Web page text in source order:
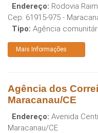
Endereço: Rodovia
Cep: 61915-975 -
Tipo: Agência
Mais Informações
Agência dos
Maracanau/CE
Endereço: Avenida
Maracanau/CE